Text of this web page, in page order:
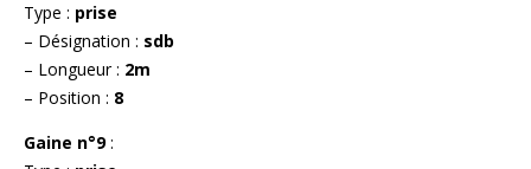
Type : prise
– Désignation : sdb
– Longueur : 2m
– Position : 8
Gaine n°9: